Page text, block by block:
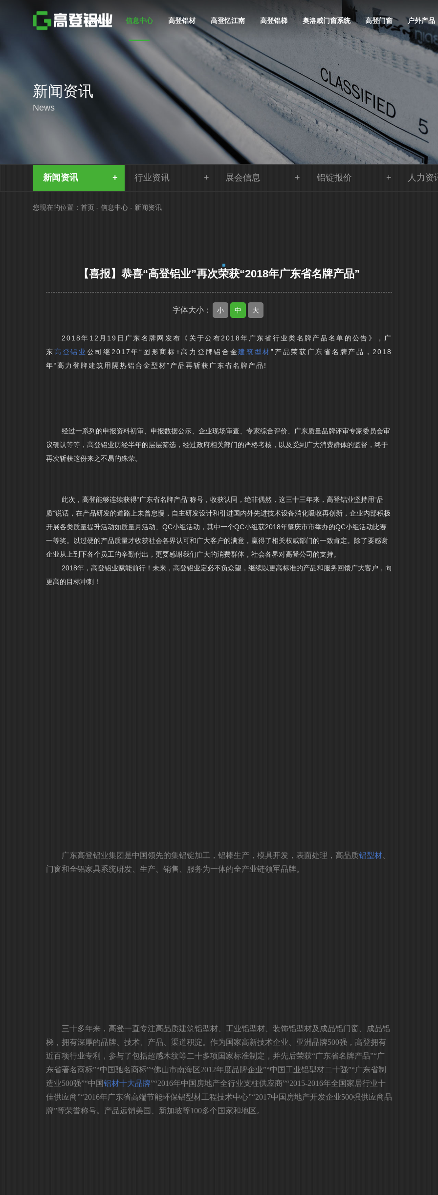
高登铝业 信息中心 高登铝材 高登忆江南 高登铝梯 奥洛威门窗系统 高登门窗 户外产品
新闻资讯
News
新闻资讯 行业资讯 展会信息 铝锭报价 人力资
您现在的位置：首页 -信息中心 - 新闻资讯
【喜报】恭喜“高登铝业”再次荣获“2018年广东省名牌产品”
字体大小： 小 中 大
2018年12月19日广东名牌网发布《关于公布2018年广东省行业类名牌产品名单的公告》，广
东高登铝业 公司继2017年“图形商标+高力登牌铝合金建筑型材”产品荣获广东省名牌产品，2018
年“高力登牌建筑用隔热铝合金型材”产品再斩获广东省名牌产品!
经过一系列的申报资料初审、申报数据公示、企业现场审查、专家综合评价、广东质量品牌评审专家委员会审
议确认等等，高登铝业历经半年的层层筛选，经过政府相关部门的严格考核，以及受到广大消费群体的监督，终于
再次斩获这份来之不易的殊荣。
此次，高登能够连续获得“广东省名牌产品”称号，收获认同，绝非偶然，这三十三年来，高登铝业坚持用“品
质”说话，在产品研发的道路上未曾怠慢，自主研发设计和引进国内外先进技术设备消化吸收再创新，企业内部积极
开展各类质量提升活动如质量月活动、QC小组活动，其中一个QC小组获2018年肇庆市市举办的QC小组活动比赛
一等奖。以过硬的产品质量才收获社会各界认可和广大客户的满意，赢得了相关权威部门的一致肯定。除了要感谢
企业从上到下各个员工的辛勤付出，更要感谢我们广大的消费群体，社会各界对高登公司的支持。
2018年，高登铝业赋能前行！未来，高登铝业定必不负众望，继续以更高标准的产品和服务回馈广大客户，向
更高的目标冲刺！
广东高登铝业集团是中国领先的集铝锭加工，铝棒生产，模具开发，表面处理，高品质铝型材
门窗和全铝家具系统研发、生产、销售、服务为一体的全产业链领军品牌。
三十多年来，高登一直专注高品质建筑铝型材、工业铝型材、装饰铝型材及成品铝门窗、成品铝
梯，拥有深厚的品牌、技术、产品、渠道积淀。作为国家高新技术企业、亚洲品牌500强，高登拥有
近百项行业专利，参与了包括超感木纹等二十多项国家标准制定，并先后荣获“广东省名牌产品”“广
东省著名商标”“中国驰名商标”“佛山市南海区2012年度品牌企业”“中国工业铝型材二十强”“广东省制
造业500强”“中国铝材十大品牌”“2016年中国房地产全行业支柱供应商”“2015-2016年全国家居行业十
佳供应商”“2016年广东省高端节能环保铝型材工程技术中心”“2017中国房地产开发企业500强供应商品
牌”等荣誉称号。产品远销美国、新加坡等100多个国家和地区。